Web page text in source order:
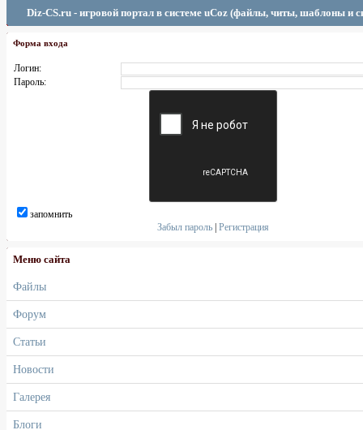
Diz-CS.ru - игровой портал в системе uCoz (файлы, читы, шаблоны и
Форма входа
Логин:
Пароль:
запомнить
Забыл пароль |Регистрация
Меню сайта
Файлы
Форум
Статьи
Новости
Галерея
Блоги